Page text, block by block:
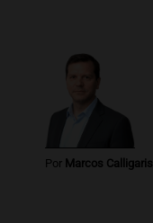
Por Marcos Calligaris